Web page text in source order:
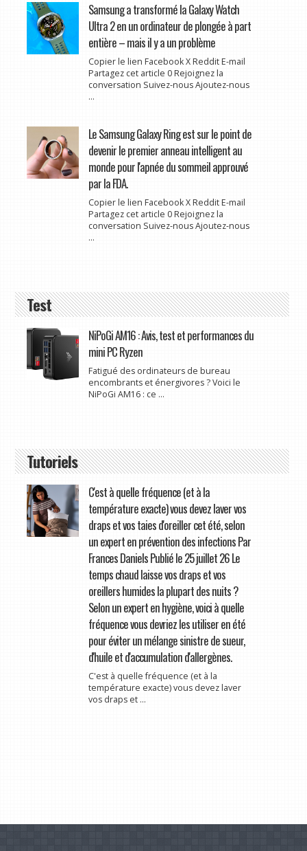
Samsung a transformé la Galaxy Watch
Ultra 2 en un ordinateur de plongée à part
entière – mais il y a un problème
Copier le lien Facebook X Reddit E-mail
Partagez cet article 0 Rejoignez la
conversation Suivez-nous Ajoutez-nous
...
Le Samsung Galaxy Ring est sur le point de
devenir le premier anneau intelligent au
monde pour l'apnée du sommeil approuvé
par la FDA.
Copier le lien Facebook X Reddit E-mail
Partagez cet article 0 Rejoignez la
conversation Suivez-nous Ajoutez-nous
...
Test
NiPoGi AM16 : Avis, test et performances du
mini PC Ryzen
Fatigué des ordinateurs de bureau
encombrants et énergivores ? Voici le
NiPoGi AM16 : ce ...
Tutoriels
C'est à quelle fréquence (et à la
température exacte) vous devez laver vos
draps et vos taies d'oreiller cet été, selon
un expert en prévention des infections Par
Frances Daniels Publié le 25 juillet 26 Le
temps chaud laisse vos draps et vos
oreillers humides la plupart des nuits ?
Selon un expert en hygiène, voici à quelle
fréquence vous devriez les utiliser en été
pour éviter un mélange sinistre de sueur,
d'huile et d'accumulation d'allergènes.
C'est à quelle fréquence (et à la
température exacte) vous devez laver
vos draps et ...